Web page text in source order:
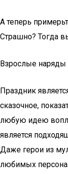
А теперь
Страшно? Тогда
Взрослые наряды
Праздник
сказочное,
любую идею
является
Даже герои из
любимых